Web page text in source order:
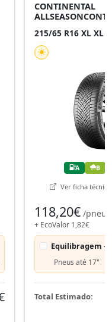
CONTINENTAL
215/65 R16 XL XL
A B
Ver ficha técnica
118,20€ /pneu
+ EcoValor 1,82€
Equilibragem +
Pneus até 17"
Total Estimado: